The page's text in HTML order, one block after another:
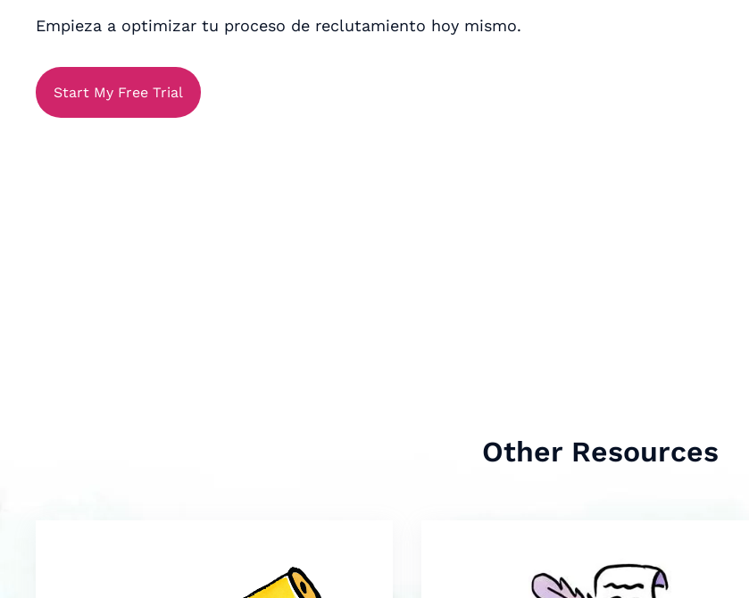
Empieza a optimizar tu proceso de reclutamiento hoy mismo.
Start My Free Trial
Other Resources